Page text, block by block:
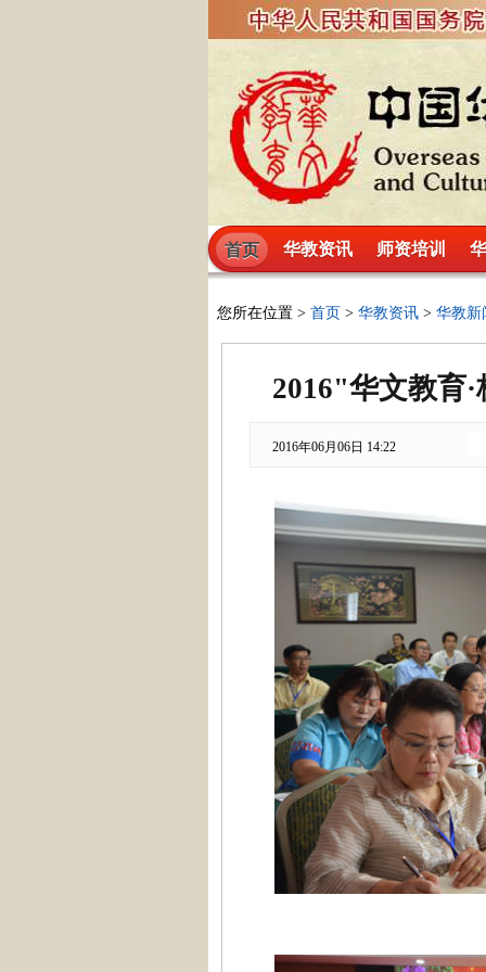
首页 华教资讯 师资培训
您所在位置 > 首页 > 华教资讯 > 华教新
2016"华文教育
2016年06月06日 14:22